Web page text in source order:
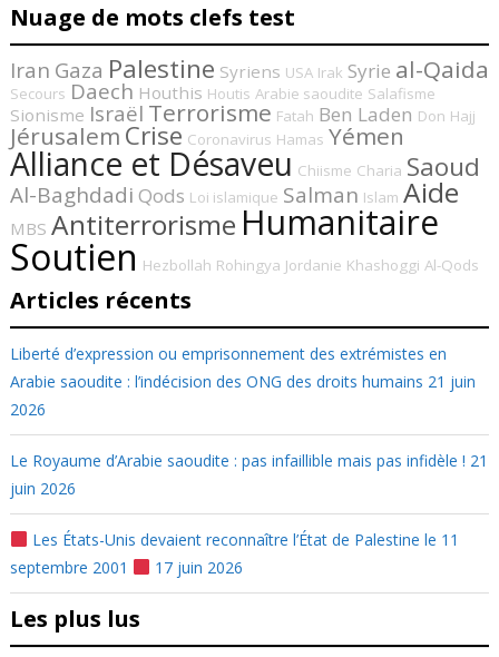
Nuage de mots clefs test
Iran Gaza Palestine Syriens USA Irak Syrie al-Qaida
Secours Daech Houthis Houtis Arabie saoudite Salafisme
Sionisme Israël Terrorisme Fatah Ben Laden Don Hajj
Jérusalem Crise Coronavirus Hamas Yémen
Alliance et Désaveu Chiisme Charia Saoud
Al-Baghdadi Qods Loi islamique Salman Islam Aide
MBS Antiterrorisme Humanitaire
Soutien Hezbollah Rohingya Jordanie Khashoggi Al-Qods
Articles récents
Liberté d’expression ou emprisonnement des extrémistes en
Arabie saoudite : l’indécision des ONG des droits humains 21 juin
2026
Le Royaume d’Arabie saoudite : pas infaillible mais pas infidèle ! 21
juin 2026
Les États-Unis devaient reconnaître l’État de Palestine le 11
septembre 2001
17 juin 2026
Les plus lus